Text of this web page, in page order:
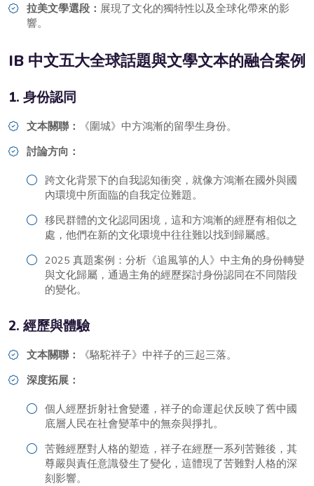
拉美文學選段： 展現了文化的獨特性以及全球化帶來的影
響。
IB 中文五大全球話題與文學文本的融合案例
1. 身份認同
文本關聯：
《圍城》中方鴻漸的留學生身份。
討論方向：
跨文化背景下的自我認知衝突，就像方鴻漸在國外與國
內環境中所面臨的自我定位難題。
移民群體的文化認同困境，這和方鴻漸的經歷有相似之
處，他們在新的文化環境中往往難以找到歸屬感。
2025 真題案例：分析《追風箏的人》中主角的身份轉變
與文化歸屬，通過主角的經歷探討身份認同在不同階段
的變化。
2. 經歷與體驗
文本關聯：
《駱駝祥子》中祥子的三起三落。
深度拓展：
個人經歷折射社會變遷，祥子的命運起伏反映了舊中國
底層人民在社會變革中的無奈與掙扎。
苦難經歷對人格的塑造，祥子在經歷一系列苦難後，其
尊嚴與責任意識發生了變化，這體現了苦難對人格的深
刻影響。